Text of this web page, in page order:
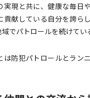
実現と共に、健康な毎日
貢献している自分を誇ら
でパトロールを続けてい
は防犯パトロールとラン